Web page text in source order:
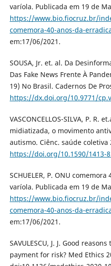
varíola. Publicada em 19 de
https://www.bio.fiocruz.br/
comemora-40-anos-da-
em:17/06/2021.
SOUSA, Jr. et. al. Da
Das Fake News Frente À
19) No Brasil. Cadernos De
https://dx.doi.org/10.9771/
VASCONCELLOS-SILVA, P. R.
midiatizada, o movimento
autismo. Ciênc. saúde coletiva
https://doi.org/10.1590/1413-
SCHUELER, P. ONU
varíola. Publicada em 19 de
https://www.bio.fiocruz.br/
comemora-40-anos-da-
em:17/06/2021.
SAVULESCU, J. J. Good
payment for risk? Med Ethics